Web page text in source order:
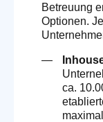
Betreuung
Optionen.
ca.